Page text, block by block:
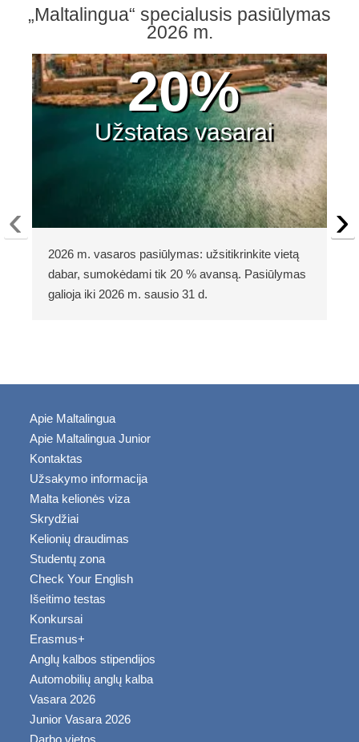
„Maltalingua“ specialusis pasiūlymas
2026 m.
20%
Užstatas vasarai
2026 m. vasaros pasiūlymas: užsitikrinkite vietą
dabar, sumokėdami tik 20 % avansą. Pasiūlymas
galioja iki 2026 m. sausio 31 d.
‹ ›
Apie Maltalingua
Apie Maltalingua Junior
Kontaktas
Užsakymo informacija
Malta kelionės viza
Skrydžiai
Kelionių draudimas
Studentų zona
Check Your English
Išeitimo testas
Konkursai
Erasmus+
Anglų kalbos stipendijos
Automobilių anglų kalba
Vasara 2026
Junior Vasara 2026
Darbo vietos